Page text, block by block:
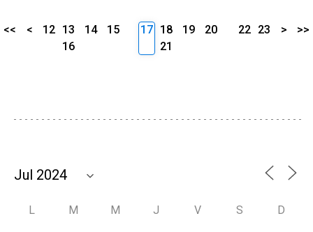
<< < 12 13 14
15
16
17 18 19
20
21
22 23 > >>
L M M J V S D